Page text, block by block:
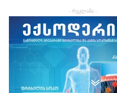
- რეკლამა -